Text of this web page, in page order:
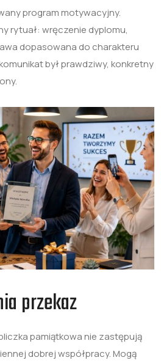
program motywacyjny.
rytuał: wręczenie dyplomu,
dopasowana do charakteru
był prawdziwy, konkretny
przekaz
pamiątkowa nie zastępują
dobrej współpracy. Mogą